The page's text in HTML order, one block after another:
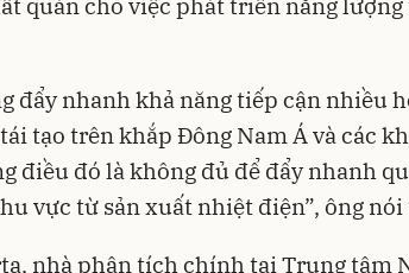
đẩy nhanh khả năng tiếp cận nhiều
tạo trên khắp Đông Nam Á và các
điều đó là không đủ để đẩy nhanh
vực từ sản xuất nhiệt điện”, ông
nhà phân tích chính tại Trung tâm